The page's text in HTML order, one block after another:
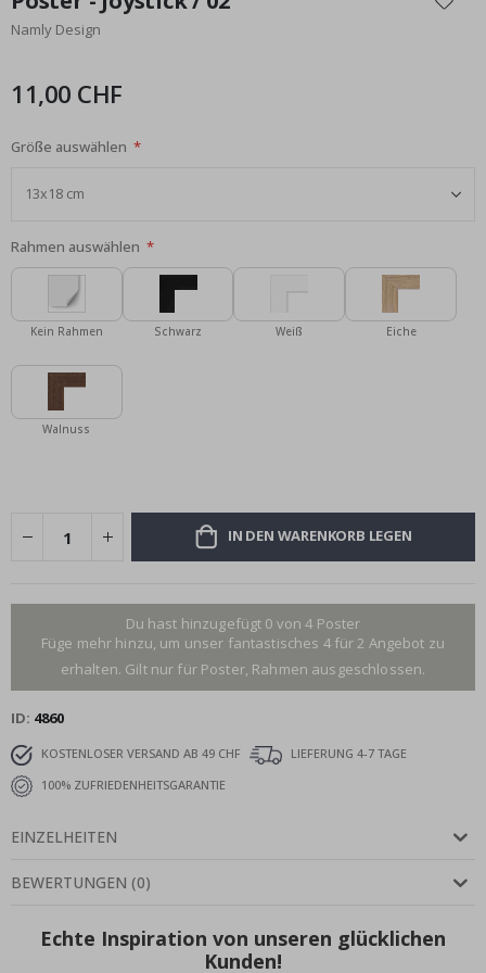
der
Bildgalerie
Namly Design
11,00 CHF
Größe auswählen
Rahmen auswählen
Kein Rahmen Schwarz Weiß Eiche
Walnuss
IN DEN WARENKORB LEGEN
Du hast hinzugefügt 0 von 4 Poster
Füge mehr hinzu, um unser fantastisches 4 für 2 Angebot zu
erhalten. Gilt nur für Poster, Rahmen ausgeschlossen.
ID 4860
KOSTENLOSER VERSAND AB 49 CHF
LIEFERUNG 4-7 TAGE
100% ZUFRIEDENHEITSGARANTIE
EINZELHEITEN
BEWERTUNGEN (0)
Echte Inspiration von unseren glücklichen
Kunden!